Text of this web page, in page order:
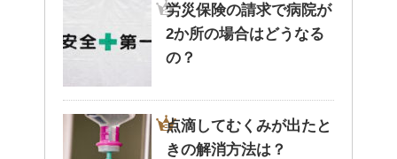
労災保険の請求で病院が
2か所の場合はどうなる
の？
点滴してむくみが出たと
きの解消方法は？